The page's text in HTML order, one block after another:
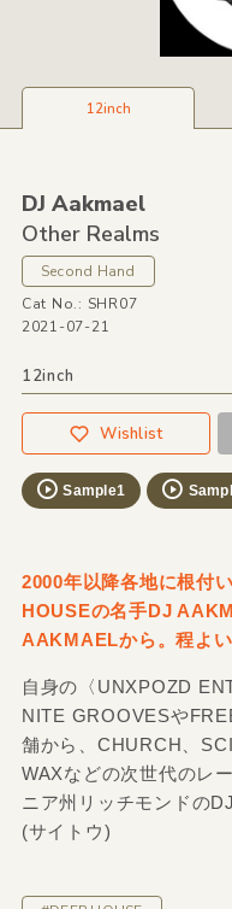
12inch
DJ Aakmael
Other Realms
Second Hand
Cat No.: SHR07
2021-07-21
12inch
Wishlist
Sample1
2000年以降各地に根付
HOUSEの名手DJ
AAKMAELから。程よい
自身の〈UNXPOZD
NITE GROOVESや
舗から、CHURCH、
WAXなどの次世代のレ
ニア州リッチモンドの
(サイトウ)